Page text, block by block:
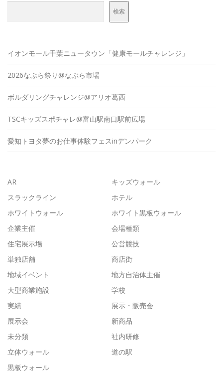
検索
イオンモール千葉ニュータウン「健康モールチャレンジ」
2026なぶら祭り@なぶら市場
ボルダリングチャレンジ@アリオ葛西
TSCキッズスポチャレ@富山駅南口駅前広場
愛知トヨタ夢のお仕事体験フェスinデンパーク
AR
キッズウォール
スラックライン
ホテル
ホワイトウォール
ホワイト黒板ウォール
企業主催
会場種類
住宅展示場
公営競技
単独店舗
商店街
地域イベント
地方自治体主催
大型商業施設
学校
実績
展示・販売会
展示会
新商品
未分類
社内研修
立体ウォール
道の駅
黒板ウォール